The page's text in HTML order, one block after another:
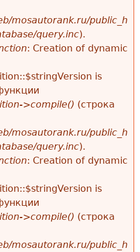
mosautorank.ru/public_h
query.inc).
: Creation of dynamic
is
>compile() (строка
mosautorank.ru/public_h
query.inc).
: Creation of dynamic
is
>compile() (строка
mosautorank.ru/public_h